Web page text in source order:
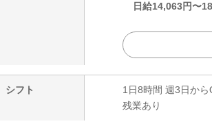
日給14,063円〜
シフト
1日8時間 週3日から
残業あり